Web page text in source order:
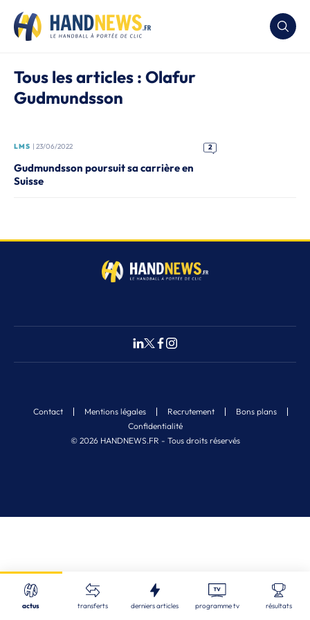
Recherche
Tous les articles : Olafur
Gudmundsson
LMS | 23/06/2022 2
Gudmundsson poursuit sa carrière en
Suisse
© 2026 HANDNEWS.FR - Tous droits réservés
Contact Mentions légales Recrutement
Bons plans
Confidentialité
actus transferts derniers articles programme tv résultats
Nos derniers articles
STL | 06/08/2026